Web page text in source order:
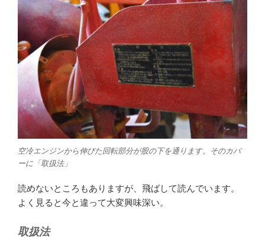
空冷エンジンから伸びた回転部分が股の下を通ります。そのカバ
ーに「取扱法」
読めないところもありますが、飛ばして読んでいます。
よく見ると今と違って大変興味深い。
取扱法